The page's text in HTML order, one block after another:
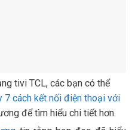
tivi TCL, các bạn có thể
7 cách kết nối điện thoại với
để tìm hiểu chi tiết hơn.